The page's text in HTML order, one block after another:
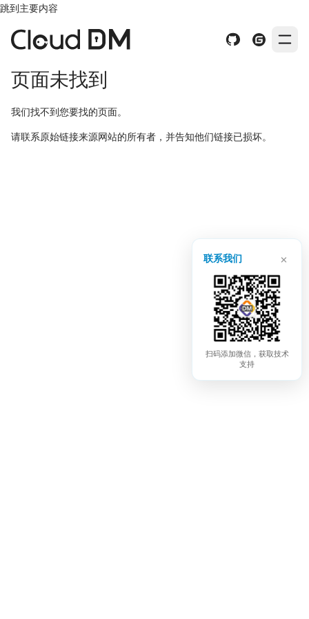
跳到主要内容
页面未找到
我们找不到您要找的页面。
请联系原始链接来源网站的所有者，并告知他们链接已损坏。
联系我们 ×
扫码添加微信，获取技术
支持